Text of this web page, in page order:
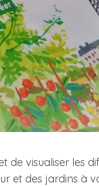
visualiser les
et des jardins à